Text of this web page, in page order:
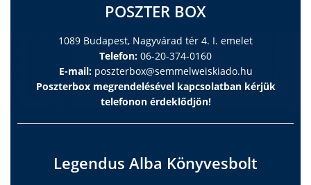
POSZTER BOX
1089 Budapest, Nagyvárad tér 4. I. emelet
Telefon: 06-20-374-0160
E-mail: poszterbox@semmelweiskiado.hu
Poszterbox megrendelésével kapcsolatban kérjük
telefonon érdeklődjön!
Legendus Alba Könyvesbolt